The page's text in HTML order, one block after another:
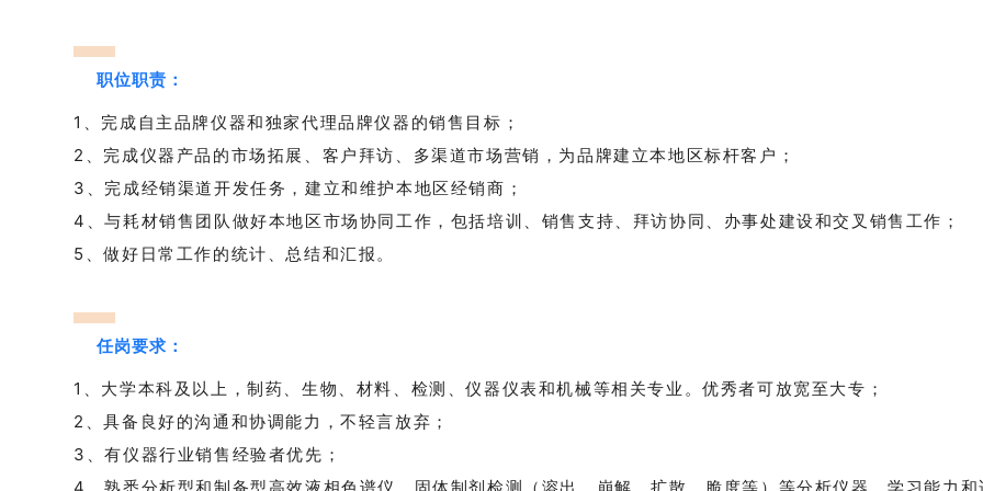
职位职责：
1、完成自主品牌仪器和独家代理品牌仪器的销售目标；
2、完成仪器产品的市场拓展、客户拜访、多渠道市场营销，为品牌建立本地区标杆客户；
3、完成经销渠道开发任务，建立和维护本地区经销商；
4、与耗材销售团队做好本地区市场协同工作，包括培训、销售支持、拜访协同、办事处建设和交叉销售工作；
5、做好日常工作的统计、总结和汇报。
任岗要求：
1、大学本科及以上，制药、生物、材料、检测、仪器仪表和机械等相关专业。优秀者可放宽至大专；
2、具备良好的沟通和协调能力，不轻言放弃；
3、有仪器行业销售经验者优先；